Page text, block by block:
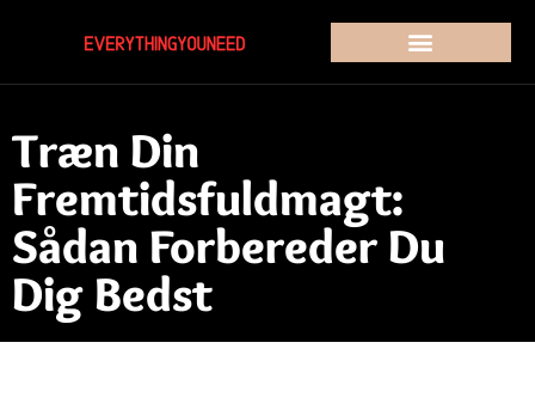
Træn Din
Fremtidsfuldmagt:
Sådan Forbereder Du
Dig Bedst